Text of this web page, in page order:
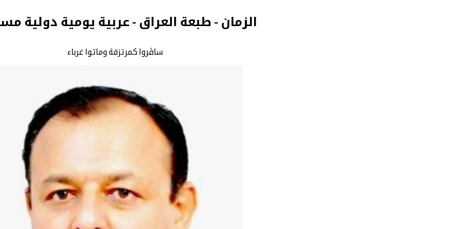
الزمان - طبعة العراق - عربية يومية دولية
سافَروا كمرتزقة وماتوا غرباء